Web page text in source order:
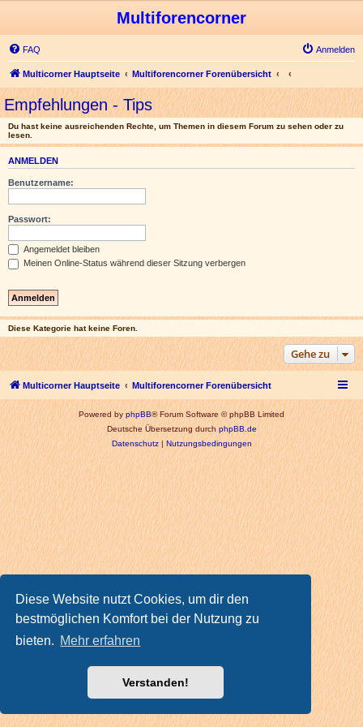
Diese Website nutzt Cookies, um dir den
bestmöglichen Komfort bei der Nutzung zu
bieten. Mehr erfahren
Verstanden!
Multiforencorner
FAQ Anmelden
Multicorner Hauptseite Multiforencorner Forenübersicht
Empfehlungen - Tips
Du hast keine ausreichenden Rechte, um Themen in diesem Forum zu sehen oder zu
lesen.
ANMELDEN
Benutzername:
Passwort:
Angemeldet bleiben
Meinen Online-Status während dieser Sitzung verbergen
Diese Kategorie hat keine Foren.
Gehe zu
Multicorner Hauptseite Multiforencorner Forenübersicht
Powered byphpBB® Forum Software © phpBB Limited
Deutsche Übersetzung durchphpBB.de
Datenschutz|Nutzungsbedingungen